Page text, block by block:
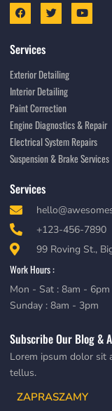
Services
Exterior Detailing
Interior Detailing
Paint Correction
Engine Diagnostics & Repair
Electrical System Repairs
Suspension & Brake Services
Services
+123-456-7890
99 Roving St.,
Work Hours :
Mon - Sat : 8am - 6pm
Sunday : 8am - 3pm
Subscribe Our Blog &
Lorem ipsum dolor sit
tellus.
ZAPRASZAMY